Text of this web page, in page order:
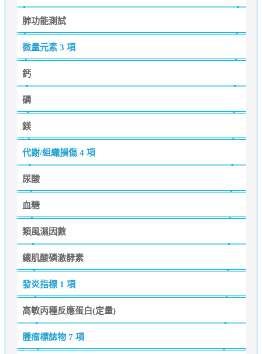
肺功能測試
微量元素 3 項
鈣
磷
鎂
代謝/組織損傷 4 項
尿酸
血糖
類風濕因數
總肌酸磷激酵素
發炎指標 1 項
高敏丙種反應蛋白(定量)
腫瘤標誌物 7 項